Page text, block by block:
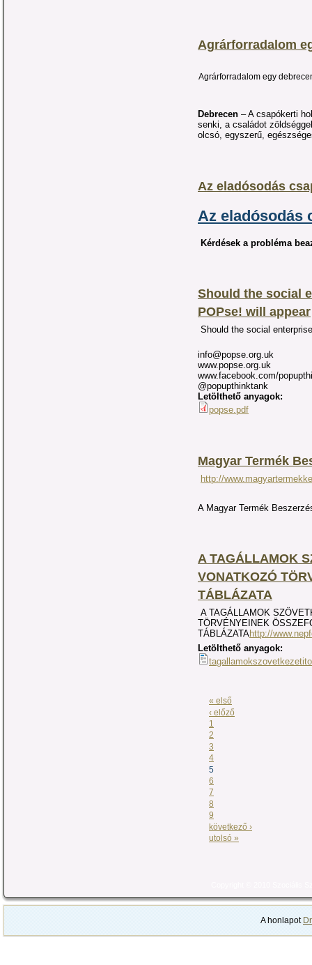
Agrárforradalom
Agrárforradalom egy
Debrecen – A csapókerti
senki, a családot
olcsó, egyszerű,
Az eladósodás
Az eladósodás
Kérdések a probléma
Should the social
POPse! will appear
Should the social
info@popse.org.uk
www.popse.org.uk
www.facebook.com/
@popupthinktank
Letölthető anyagok:
popse.pdf
Magyar Termék
http://
A Magyar Termék
A TAGÁLLAMOK
VONATKOZÓ
TÁBLÁZATA
A TAGÁLLAMOK
TÖRVÉNYEINEK
TÁBLÁZATAhttp://
Letölthető anyagok:
« első
‹ előző
1
2
3
4
5
6
7
8
9
következő ›
utolsó »
A honlapot